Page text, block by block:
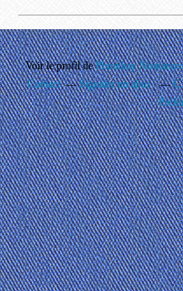
Voir le profil dePhouthay
Contact
Signaler un abus